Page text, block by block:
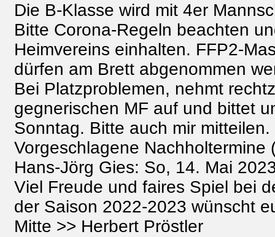
Die B-Klasse wird mit 4er
Bitte Corona-Regeln beachten
Heimvereins einhalten. FFP2-
dürfen am Brett abgenommen
Bei Platzproblemen, nehmt
gegnerischen MF auf und bittet
Sonntag. Bitte auch mir mitteilen.
Vorgeschlagene Nachholtermine
Hans-Jörg Gies: So, 14. Mai
Viel Freude und faires Spiel bei
der Saison 2022-2023 wünscht
Mitte >> Herbert Pröstler